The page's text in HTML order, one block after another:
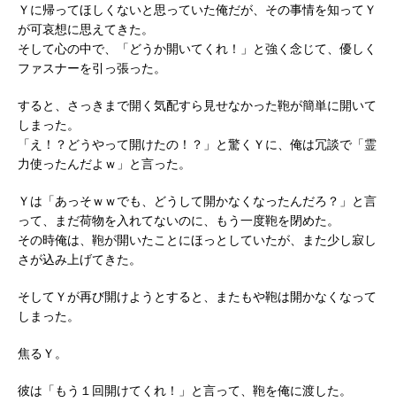
Ｙに帰ってほしくないと思っていた俺だが、その事情を知ってＹ
が可哀想に思えてきた。
そして心の中で、「どうか開いてくれ！」と強く念じて、優しく
ファスナーを引っ張った。
すると、さっきまで開く気配すら見せなかった鞄が簡単に開いて
しまった。
「え！？どうやって開けたの！？」と驚くＹに、俺は冗談で「霊
力使ったんだよｗ」と言った。
Ｙは「あっそｗｗでも、どうして開かなくなったんだろ？」と言
って、まだ荷物を入れてないのに、もう一度鞄を閉めた。
その時俺は、鞄が開いたことにほっとしていたが、また少し寂し
さが込み上げてきた。
そしてＹが再び開けようとすると、またもや鞄は開かなくなって
しまった。
焦るＹ。
彼は「もう１回開けてくれ！」と言って、鞄を俺に渡した。